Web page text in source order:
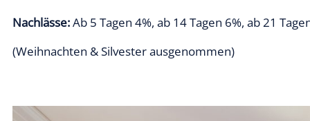
Nachlässe:Ab 5 Tagen 4%, ab 14 Tagen 6%, ab 21
(Weihnachten & Silvester ausgenommen)